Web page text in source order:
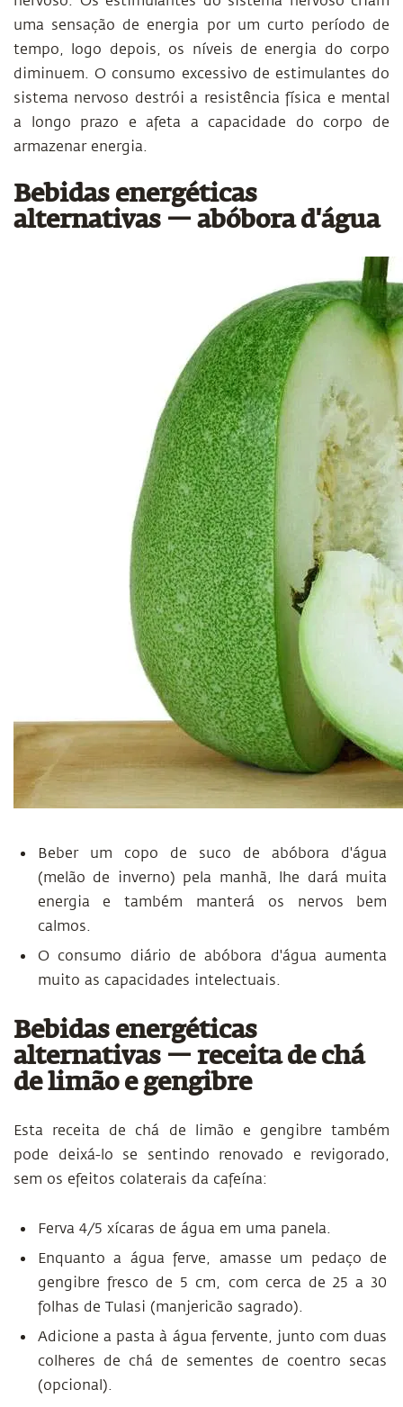
uma sensação de energia por um curto período de
tempo, logo depois, os níveis de energia do corpo
diminuem. O consumo excessivo de estimulantes do
sistema nervoso destrói a resistência física e mental
a longo prazo e afeta a capacidade do corpo de
armazenar energia.
Bebidas energéticas
alternativas — abóbora d'água
Beber um copo de suco de abóbora d'água
(melão de inverno) pela manhã, lhe dará muita
energia e também manterá os nervos bem
calmos.
O consumo diário de abóbora d'água aumenta
muito as capacidades intelectuais.
Bebidas energéticas
alternativas — receita de chá
de limão e gengibre
Esta receita de chá de limão e gengibre também
pode deixá-lo se sentindo renovado e revigorado,
sem os efeitos colaterais da cafeína:
Ferva 4/5 xícaras de água em uma panela.
Enquanto a água ferve, amasse um pedaço de
gengibre fresco de 5 cm, com cerca de 25 a 30
folhas de Tulasi (manjericão sagrado).
Adicione a pasta à água fervente, junto com duas
colheres de chá de sementes de coentro secas
(opcional).